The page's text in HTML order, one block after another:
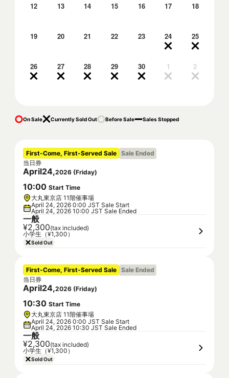
12 13 14 15 16 17 18
19 20 21 22 23 24 25
26 27 28 29 30 1 2
On Sale Currently Sold Out Before Sale Sales Stopped
First-Come, First-Served Sale Sale Ended
当日券
April24,2026 (Friday)
10:00 Start Time
大丸東京店 11階催事場
April 24, 2026 0:00 JST Sale Start
April 24, 2026 10:00 JST Sale Ended
一般
¥2,300(tax included)
小学生（¥1,300）
Sold Out
First-Come, First-Served Sale Sale Ended
当日券
April24,2026 (Friday)
10:30 Start Time
大丸東京店 11階催事場
April 24, 2026 0:00 JST Sale Start
April 24, 2026 10:30 JST Sale Ended
一般
¥2,300(tax included)
小学生（¥1,300）
Sold Out